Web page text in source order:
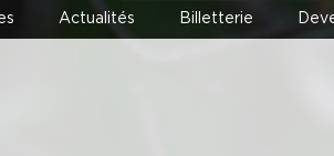
Actualités Billetterie